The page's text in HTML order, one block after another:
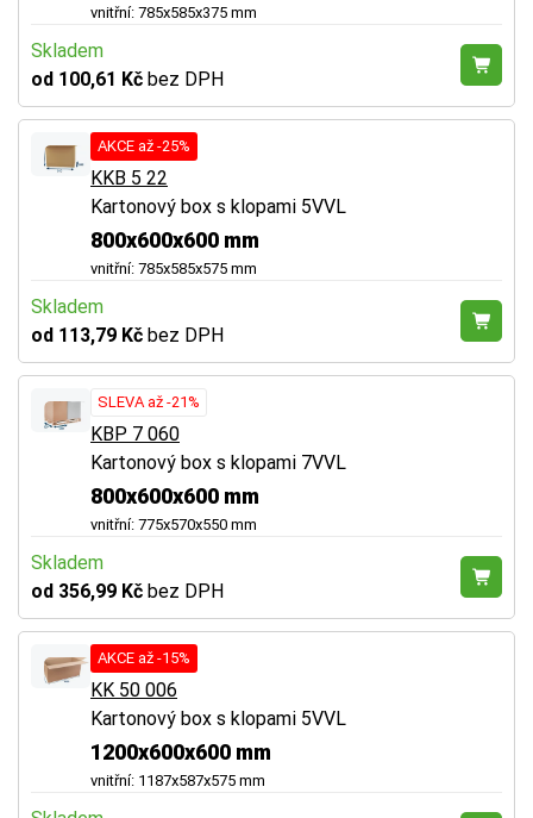
vnitřní: 785x585x375 mm
Skladem
od 100,61 Kč bez DPH
AKCE až -25%
KKB 5 22
Kartonový box s klopami 5VVL
800x600x600 mm
vnitřní: 785x585x575 mm
Skladem
od 113,79 Kč bez DPH
SLEVA až -21%
KBP 7 060
Kartonový box s klopami 7VVL
800x600x600 mm
vnitřní: 775x570x550 mm
Skladem
od 356,99 Kč bez DPH
AKCE až -15%
KK 50 006
Kartonový box s klopami 5VVL
1200x600x600 mm
vnitřní: 1187x587x575 mm